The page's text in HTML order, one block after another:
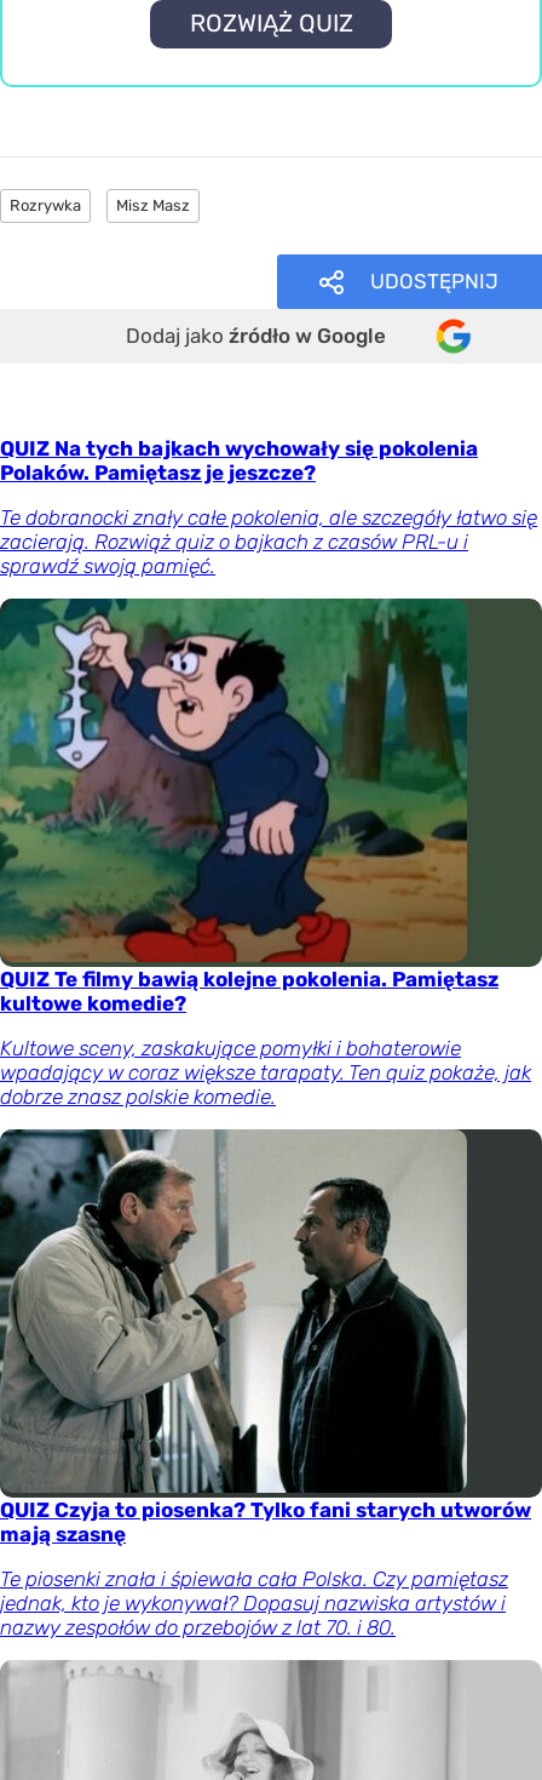
ROZWIĄŻ QUIZ
Rozrywka Misz Masz
UDOSTĘPNIJ
Dodaj jako źródło w Google
QUIZ Na tych bajkach wychowały się pokolenia
Polaków. Pamiętasz je jeszcze?
Te dobranocki znały całe pokolenia, ale szczegóły łatwo się
zacierają. Rozwiąż quiz o bajkach z czasów PRL-u i
sprawdź swoją pamięć.
QUIZ Te filmy bawią kolejne pokolenia. Pamiętasz
kultowe komedie?
Kultowe sceny, zaskakujące pomyłki i bohaterowie
wpadający w coraz większe tarapaty. Ten quiz pokaże, jak
dobrze znasz polskie komedie.
QUIZ Czyja to piosenka? Tylko fani starych utworów
mają szasnę
Te piosenki znała i śpiewała cała Polska. Czy pamiętasz
jednak, kto je wykonywał? Dopasuj nazwiska artystów i
nazwy zespołów do przebojów z lat 70. i 80.